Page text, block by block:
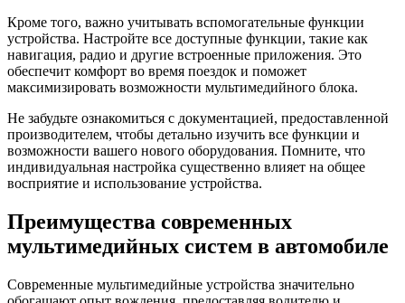
Кроме того, важно учитывать вспомогательные функции
устройства. Настройте все доступные функции, такие как
навигация, радио и другие встроенные приложения. Это
обеспечит комфорт во время поездок и поможет
максимизировать возможности мультимедийного блока.
Не забудьте ознакомиться с документацией, предоставленной
производителем, чтобы детально изучить все функции и
возможности вашего нового оборудования. Помните, что
индивидуальная настройка существенно влияет на общее
восприятие и использование устройства.
Преимущества современных
мультимедийных систем в автомобиле
Современные мультимедийные устройства значительно